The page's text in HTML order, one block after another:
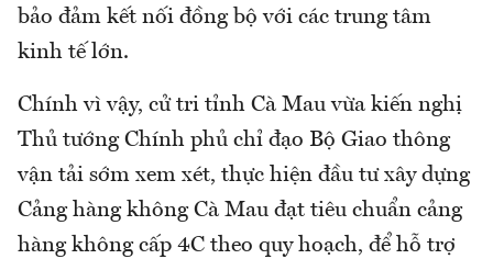
bảo đảm kết nối đồng bộ với các trung tâm
kinh tế lớn.
Chính vì vậy, cử tri tỉnh Cà Mau vừa kiến nghị
Thủ tướng Chính phủ chỉ đạo Bộ Giao thông
vận tải sớm xem xét, thực hiện đầu tư xây dựng
Cảng hàng không Cà Mau đạt tiêu chuẩn cảng
hàng không cấp 4C theo quy hoạch, để hỗ trợ